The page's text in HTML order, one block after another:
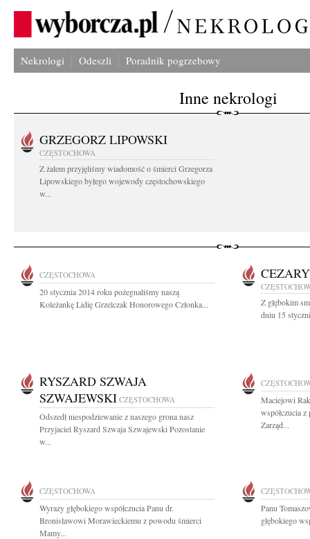
Nekrologi Odeszli Poradnik pogrzebowy
Inne nekrologi
GRZEGORZ LIPOWSKI
CZĘSTOCHOWA
Z żalem przyjęliśmy wiadomość o śmierci Grzegorza
Lipowskiego byłego wojewody częstochowskiego
w...
CZĘSTOCHOWA
20 stycznia 2014 roku pożegnaliśmy naszą
Koleżankę Lidię Grzelczak Honorowego Członka...
Z głębokim
dniu 15
RYSZARD SZWAJA
SZWAJEWSKI CZĘSTOCHOWA
Odszedł niespodziewanie z naszego grona nasz
Przyjaciel Ryszard Szwaja Szwajewski Pozostanie
w...
Maciejowi
współczucia
Zarząd...
CZĘSTOCHOWA
Wyrazy głębokiego współczucia Panu dr.
Bronisławowi Morawieckiemu z powodu śmierci
Mamy...
Panu
głębokiego